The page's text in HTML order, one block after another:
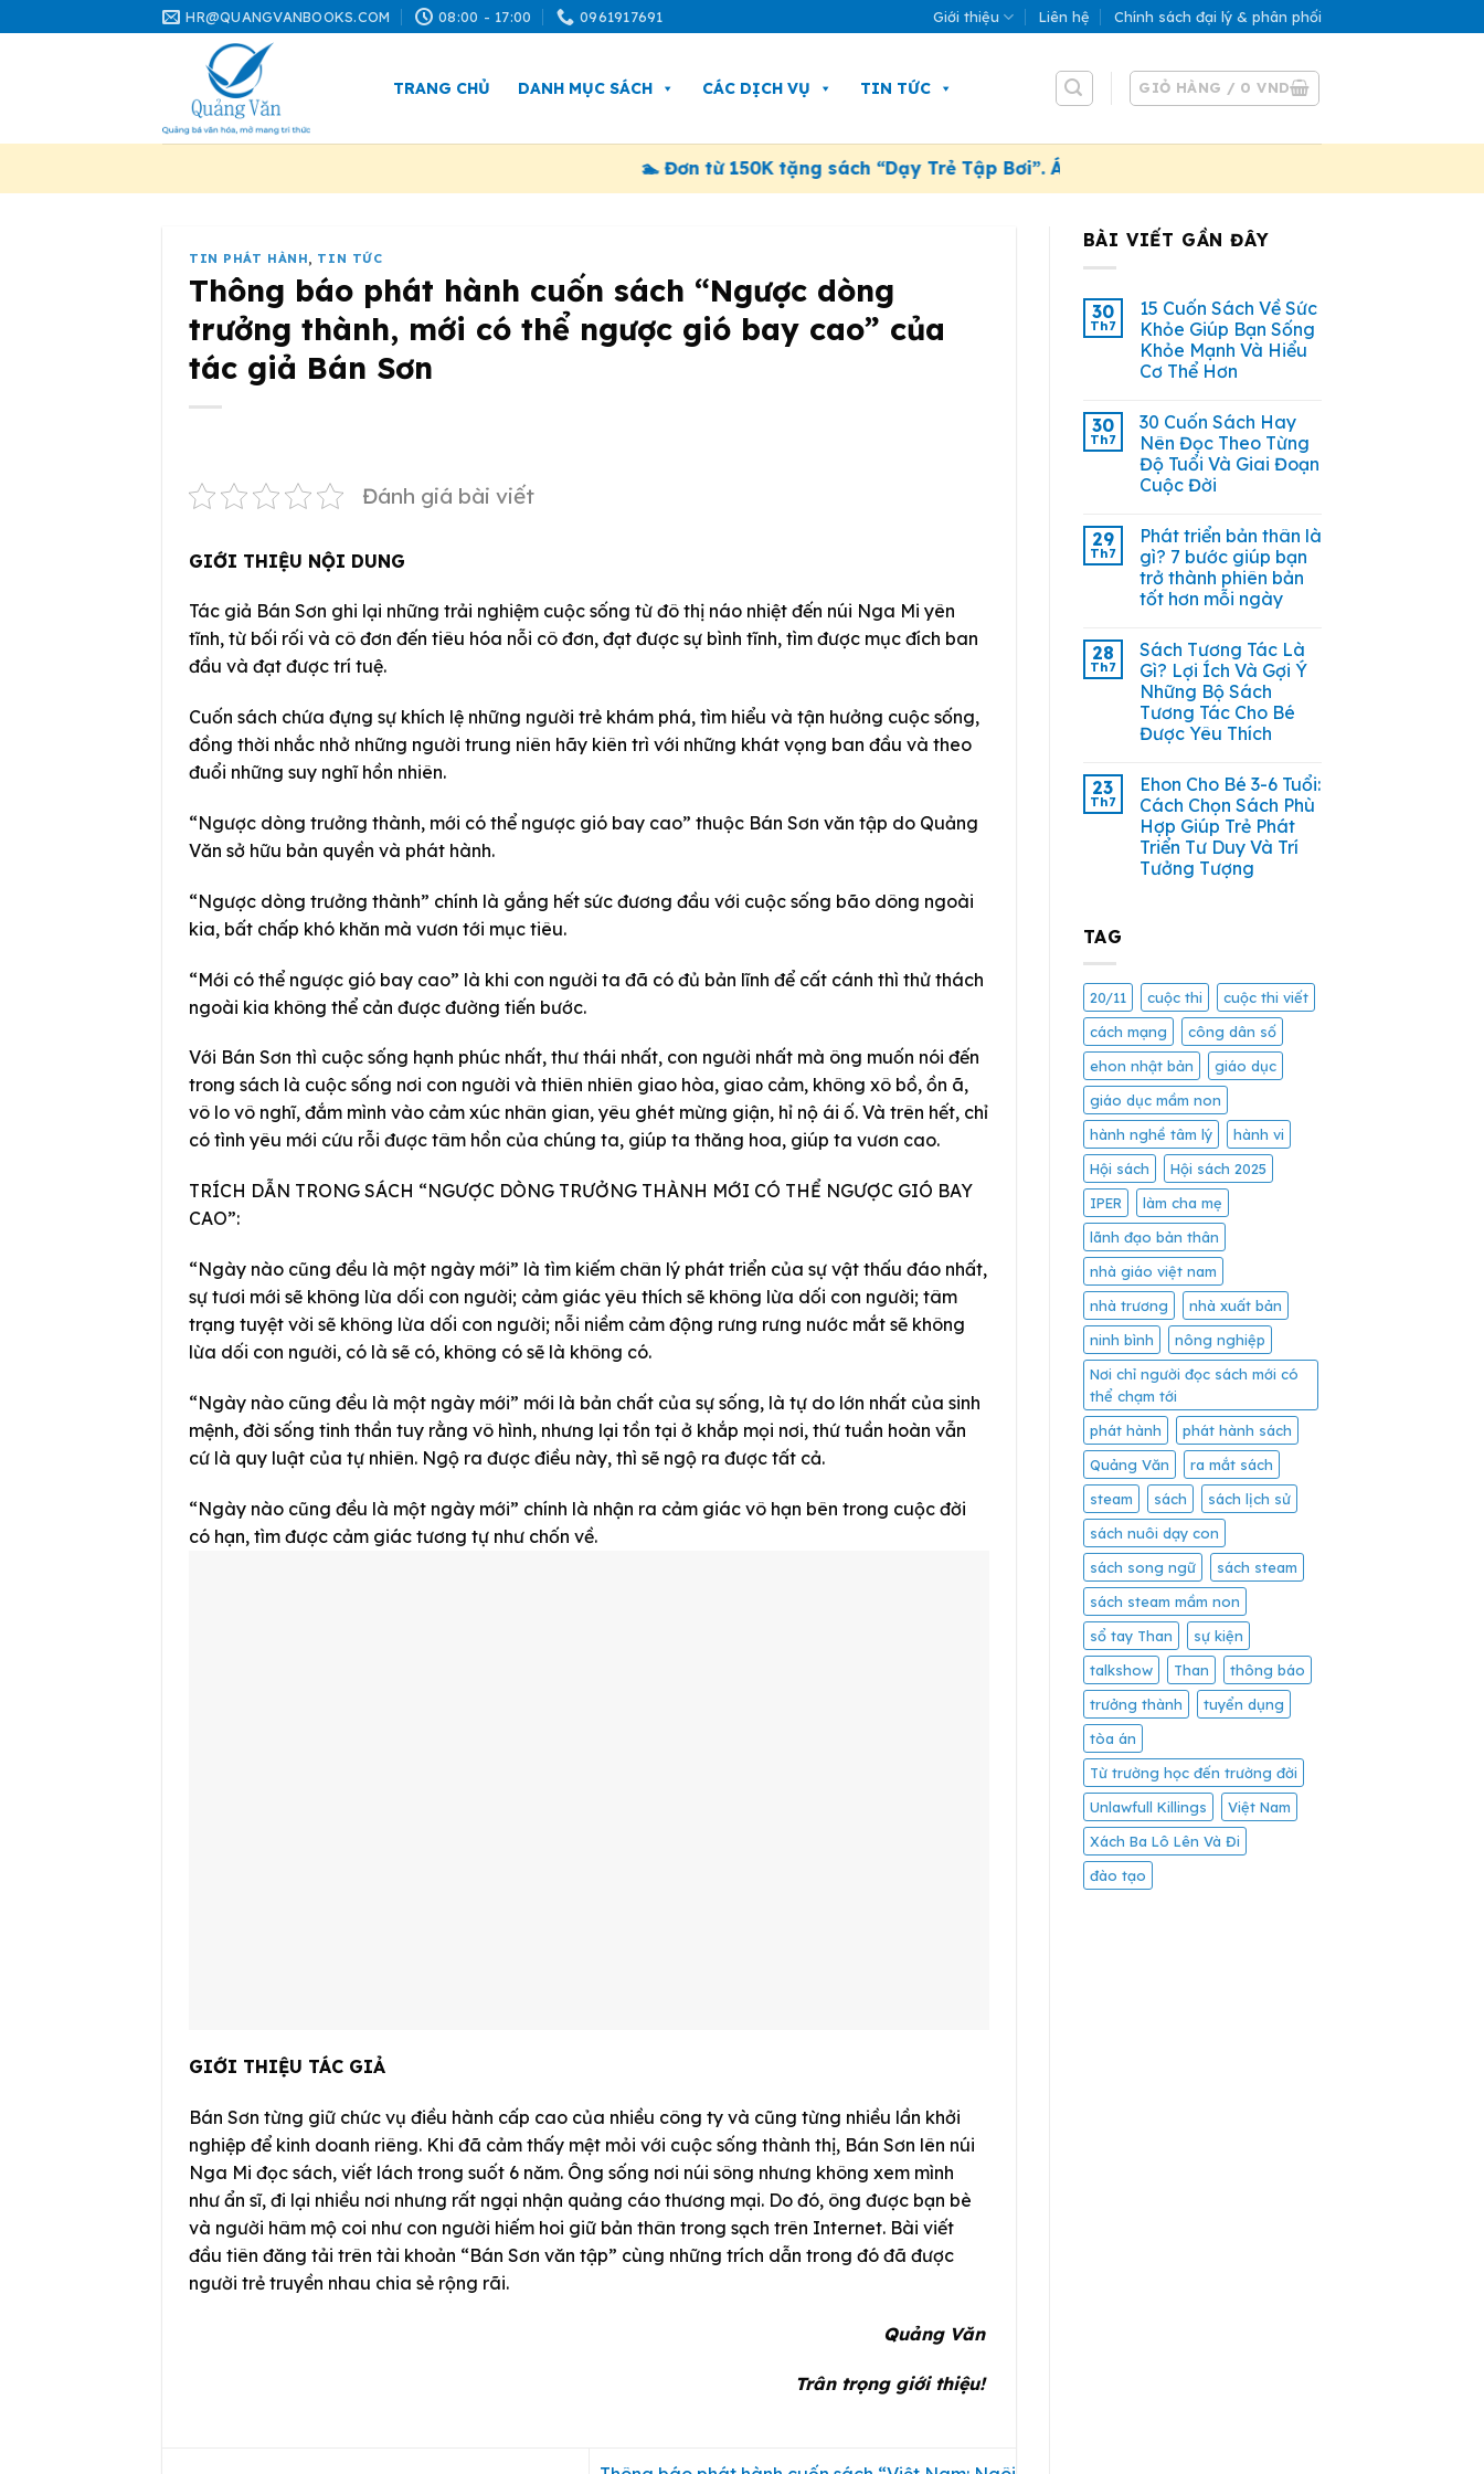
to
HR@QUANGVANBOOKS.COM 08:00 - 17:00 0961917691 Giới thiệu Liên hệ Chính sách đại lý & phân phối
TRANG CHỦ DANH MỤC SÁCH CÁC DỊCH VỤ TIN TỨC GIỎ HÀNG / 0VND
🏊 Đơn từ 150K tặng sách “Dạy Trẻ Tập Bơi”. Áp dụng đến 31/07/2026
TIN PHÁT HÀNH, TIN TỨC
Thông báo phát hành cuốn sách “Ngược dòng
trưởng thành, mới có thể ngược gió bay cao” của
tác giả Bán Sơn
Đánh giá bài viết
GIỚI THIỆU NỘI DUNG
Tác giả Bán Sơn ghi lại những trải nghiệm cuộc sống từ đô thị náo nhiệt đến núi Nga Mi yên
tĩnh, từ bối rối và cô đơn đến tiêu hóa nỗi cô đơn, đạt được sự bình tĩnh, tìm được mục đích ban
đầu và đạt được trí tuệ.
Cuốn sách chứa đựng sự khích lệ những người trẻ khám phá, tìm hiểu và tận hưởng cuộc sống,
đồng thời nhắc nhở những người trung niên hãy kiên trì với những khát vọng ban đầu và theo
đuổi những suy nghĩ hồn nhiên.
“Ngược dòng trưởng thành, mới có thể ngược gió bay cao” thuộc Bán Sơn văn tập do Quảng
Văn sở hữu bản quyền và phát hành.
“Ngược dòng trưởng thành” chính là gắng hết sức đương đầu với cuộc sống bão dông ngoài
kia, bất chấp khó khăn mà vươn tới mục tiêu.
“Mới có thể ngược gió bay cao” là khi con người ta đã có đủ bản lĩnh để cất cánh thì thử thách
ngoài kia không thể cản được đường tiến bước.
Với Bán Sơn thì cuộc sống hạnh phúc nhất, thư thái nhất, con người nhất mà ông muốn nói đến
trong sách là cuộc sống nơi con người và thiên nhiên giao hòa, giao cảm, không xô bồ, ồn ã,
vô lo vô nghĩ, đắm mình vào cảm xúc nhân gian, yêu ghét mừng giận, hỉ nộ ái ố. Và trên hết, chỉ
có tình yêu mới cứu rỗi được tâm hồn của chúng ta, giúp ta thăng hoa, giúp ta vươn cao.
TRÍCH DẪN TRONG SÁCH “NGƯỢC DÒNG TRƯỞNG THÀNH MỚI CÓ THỂ NGƯỢC GIÓ BAY
CAO”:
“Ngày nào cũng đều là một ngày mới” là tìm kiếm chân lý phát triển của sự vật thấu đáo nhất,
sự tươi mới sẽ không lừa dối con người; cảm giác yêu thích sẽ không lừa dối con người; tâm
trạng tuyệt vời sẽ không lừa dối con người; nỗi niềm cảm động rưng rưng nước mắt sẽ không
lừa dối con người, có là sẽ có, không có sẽ là không có.
“Ngày nào cũng đều là một ngày mới” mới là bản chất của sự sống, là tự do lớn nhất của sinh
mệnh, đời sống tinh thần tuy rằng vô hình, nhưng lại tồn tại ở khắp mọi nơi, thứ tuần hoàn vẫn
cứ là quy luật của tự nhiên. Ngộ ra được điều này, thì sẽ ngộ ra được tất cả.
“Ngày nào cũng đều là một ngày mới” chính là nhận ra cảm giác vô hạn bên trong cuộc đời
có hạn, tìm được cảm giác tương tự như chốn về.
GIỚI THIỆU TÁC GIẢ
Bán Sơn từng giữ chức vụ điều hành cấp cao của nhiều công ty và cũng từng nhiều lần khởi
nghiệp để kinh doanh riêng. Khi đã cảm thấy mệt mỏi với cuộc sống thành thị, Bán Sơn lên núi
Nga Mi đọc sách, viết lách trong suốt 6 năm. Ông sống nơi núi sông nhưng không xem mình
như ẩn sĩ, đi lại nhiều nơi nhưng rất ngại nhận quảng cáo thương mại. Do đó, ông được bạn bè
và người hâm mộ coi như con người hiếm hoi giữ bản thân trong sạch trên Internet. Bài viết
đầu tiên đăng tải trên tài khoản “Bán Sơn văn tập” cùng những trích dẫn trong đó đã được
người trẻ truyền nhau chia sẻ rộng rãi.
Quảng Văn
Trân trọng giới thiệu!
BÀI VIẾT GẦN ĐÂY
30
Th7
15 Cuốn Sách Về Sức
Khỏe Giúp Bạn Sống
Khỏe Mạnh Và Hiểu
Cơ Thể Hơn
30
Th7
30 Cuốn Sách Hay
Nên Đọc Theo Từng
Độ Tuổi Và Giai Đoạn
Cuộc Đời
29
Th7
Phát triển bản thân là
gì? 7 bước giúp bạn
trở thành phiên bản
tốt hơn mỗi ngày
28
Th7
Sách Tương Tác Là
Gì? Lợi Ích Và Gợi Ý
Những Bộ Sách
Tương Tác Cho Bé
Được Yêu Thích
23
Th7
Ehon Cho Bé 3-6 Tuổi:
Cách Chọn Sách Phù
Hợp Giúp Trẻ Phát
Triển Tư Duy Và Trí
Tưởng Tượng
TAG
20/11 cuộc thi
cuộc thi viết
cách mạng
công dân số
ehon nhật bản
giáo dục
giáo dục mầm non
hành nghề tâm lý
hành vi
Hội sách
Hội sách 2025
IPER
làm cha mẹ
lãnh đạo bản thân
nhà giáo việt nam
nhà trương
nhà xuất bản
ninh bình
nông nghiệp
Nơi chỉ người đọc sách mới có
thể chạm tới
phát hành
phát hành sách
Quảng Văn
ra mắt sách
steam
sách
sách lịch sử
sách nuôi dạy con
sách song ngữ
sách steam
sách steam mầm non
sổ tay Than
sự kiện
talkshow
Than
thông báo
trưởng thành
tuyển dụng
tòa án
Từ trường học đến trường đời
Unlawfull Killings
Việt Nam
Xách Ba Lô Lên Và Đi
đào tạo